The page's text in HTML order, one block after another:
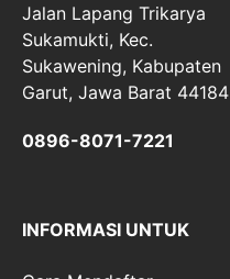
Jalan Lapang Trikarya
Sukamukti, Kec.
Sukawening, Kabupaten
Garut, Jawa Barat 44184
0896-8071-7221
INFORMASI UNTUK